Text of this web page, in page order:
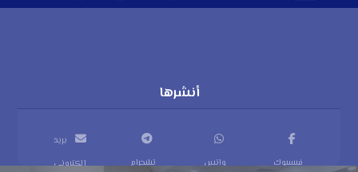
فيسبوك
واتس
تيليجرام
بريد
إلكتروني